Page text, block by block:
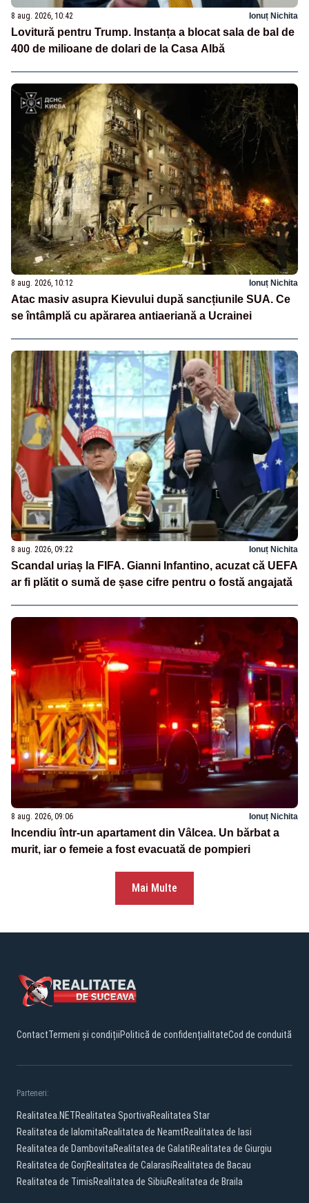
8 aug. 2026, 10:42 Ionuț Nichita
Lovitură pentru Trump. Instanța a blocat sala de bal de
400 de milioane de dolari de la Casa Albă
8 aug. 2026, 10:12 Ionuț Nichita
Atac masiv asupra Kievului după sancțiunile SUA. Ce
se întâmplă cu apărarea antiaeriană a Ucrainei
8 aug. 2026, 09:22 Ionuț Nichita
Scandal uriaș la FIFA. Gianni Infantino, acuzat că UEFA
ar fi plătit o sumă de șase cifre pentru o fostă angajată
8 aug. 2026, 09:06 Ionuț Nichita
Incendiu într-un apartament din Vâlcea. Un bărbat a
murit, iar o femeie a fost evacuată de pompieri
Mai Multe
ContactTermeni și condițiiPolitică de confidențialitateCod de conduită
Parteneri:
Realitatea.NETRealitatea SportivaRealitatea Star
Realitatea de IalomitaRealitatea de NeamtRealitatea de Iasi
Realitatea de DambovitaRealitatea de GalatiRealitatea de Giurgiu
Realitatea de GorjRealitatea de CalarasiRealitatea de Bacau
Realitatea de TimisRealitatea de SibiuRealitatea de Braila